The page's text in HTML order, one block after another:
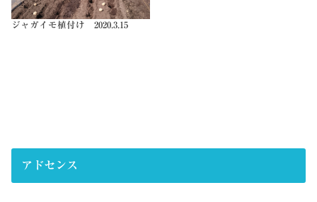
ジャガイモ植付け 2020.3.15
アドセンス